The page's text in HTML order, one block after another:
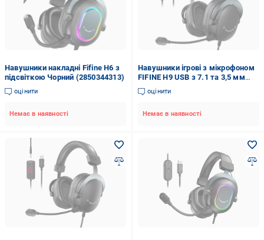
Навушники накладні Fifine H6 з
підсвіткою Чорний (2850344313)
оцінити
Немає в наявності
Навушники ігрові з мікрофоном
FIFINE H9 USB з 7.1 та 3,5 мм
для ПК/Mac/PS4 та PS5
(2527117204)
оцінити
Немає в наявності